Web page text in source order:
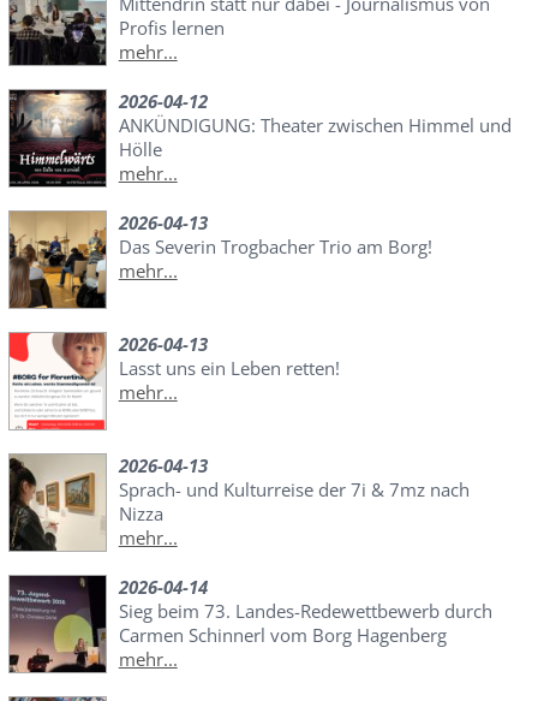
Profis lernen
mehr...
2026-04-12
ANKÜNDIGUNG: Theater zwischen Himmel und
Hölle
mehr...
2026-04-13
Das Severin Trogbacher Trio am Borg!
mehr...
2026-04-13
Lasst uns ein Leben retten!
mehr...
2026-04-13
Sprach- und Kulturreise der 7i & 7mz nach
Nizza
mehr...
2026-04-14
Sieg beim 73. Landes-Redewettbewerb durch
Carmen Schinnerl vom Borg Hagenberg
mehr...